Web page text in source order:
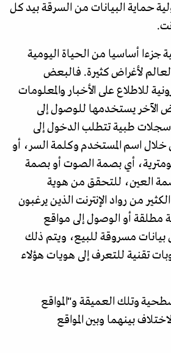
حماية البيانات من السرقة بيد كل
جزءا أساسيا من الحياة اليومية
لأغراض كثيرة. فالبعض
للاطلاع على الأخبار والمعلومات
الآخر يستخدمها للوصول إلى
طبية تتطلب الدخول إلى
اسم المستخدم وكلمة السر، أو
أي بصمة الصوت أو بصمة
العين، للتحقق من هوية
من رواد الإنترنت الذين يرغبون
مطلقة أو الوصول إلى مواقع
مسروقة للبيع، ويتم ذلك
تقنية للتعرف إلى هويات هؤلاء
وتلك العميقة و"المواقع
بينهما وبين المواقع